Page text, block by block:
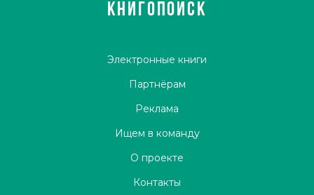
КНИГОПОИСК
Электронные книги
Партнёрам
Реклама
Ищем в команду
О проекте
Контакты